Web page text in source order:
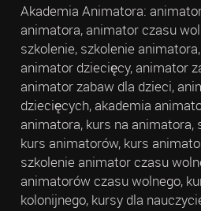
Akademia Animatora:
animatora, animator czasu
szkolenie, szkolenie
animator dziecięcy, animator
animator zabaw dla dzieci,
dziecięcych, akademia
animatora, kurs na animatora,
kurs animatorów, kurs
szkolenie animator czasu
animatorów czasu wolnego,
kolonijnego, kursy dla